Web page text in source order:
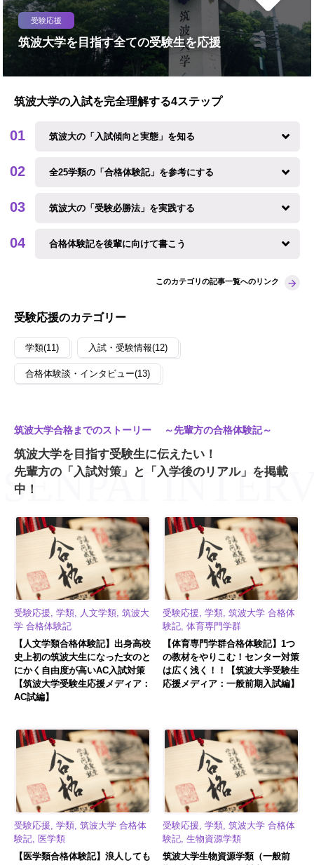
受験応援
筑波大学を目指す全ての受験生を応援
筑波大学の入試を完全理解する4ステップ
筑波大の「入試傾向と実態」を知る
全25学類の「合格体験記」を参考にする
筑波大の「受験必勝法」を実践する
合格体験記を後輩に向けて書こう
このカテゴリの記事一覧へのリンク
受験応援のカテゴリー
学類(11) 入試・受験情報(12)
合格体験談・インタビュー(13)
筑波大学合格までのストーリー ～先輩方の合格体験記～
筑波大学を目指す受験生に伝えたい！
先輩方の「入試対策」と「入学後のリアル」を掲載
中！
受験応援, 学類, 人文学類, 筑波大
学 合格体験記
【人文学類合格体験記】出身高校
史上初の筑波大生になった女のと
にかく自由度が高いAC入試対策
【筑波大学受験生応援メディア：
AC試編】
受験応援, 学類, 筑波大学 合格体
験記, 体育専門学群
【体育専門学群合格体験記】1つ
の教材をやりこむ！センター対策
は広く浅く！！【筑波大学受験生
応援メディア：一般前期入試編】
受験応援, 学類, 筑波大学 合格体
験記, 医学類
【医学類合格体験記】浪人しても
受験応援, 学類, 筑波大学 合格体
験記, 生物資源学類
筑波大学生物資源学類（一般前